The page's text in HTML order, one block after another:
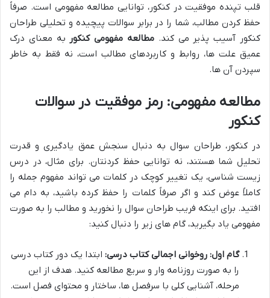
قلب تپنده موفقیت در کنکور، توانایی مطالعه مفهومی است. صرفاً
حفظ کردن مطالب، شما را در برابر سوالات پیچیده و تحلیلی طراحان
کنکور آسیب پذیر می کند. مطالعه مفهومی کنکور به معنای درک
عمیق علت ها، روابط و کاربردهای مطالب است، نه فقط به خاطر
سپردن آن ها.
مطالعه مفهومی: رمز موفقیت در سوالات
کنکور
در کنکور، طراحان سوال به دنبال سنجش عمق یادگیری و قدرت
تحلیل شما هستند، نه توانایی حفظ کردنتان. برای مثال، در درس
زیست شناسی، یک تغییر کوچک در کلمات می تواند مفهوم جمله را
کاملاً عوض کند و اگر صرفاً کلمات را حفظ کرده باشید، به دام می
افتید. برای اینکه فریب طراحان سوال را نخورید و مطالب را به صورت
مفهومی یاد بگیرید، گام های زیر را دنبال کنید:
گام اول: روخوانی اجمالی کتاب درسی: ابتدا یک دور کتاب درسی
را به صورت روزنامه وار و سریع مطالعه کنید. هدف از این
مرحله، آشنایی کلی با سرفصل ها، ساختار و محتوای فصل است.